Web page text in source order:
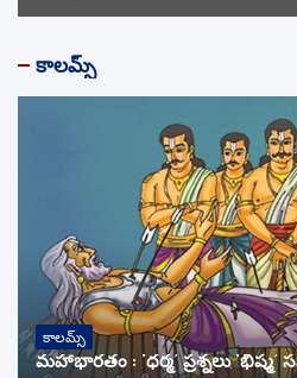
కాలమ్స్
కాలమ్స్
మహాభారతం : ‘ధర్మ’ ప్రశ్నలు